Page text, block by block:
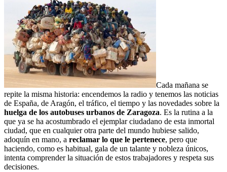
Cada mañana se
repite la misma historia: encendemos la radio y tenemos las noticias
de España, de Aragón, el tráfico, el tiempo y las novedades sobre la
huelga de los autobuses urbanos de Zaragoza. Es la rutina a la
que ya se ha acostumbrado el ejemplar ciudadano de esta inmortal
ciudad, que en cualquier otra parte del mundo hubiese salido,
adoquín en mano, a reclamar lo que le pertenece, pero que
haciendo, como es habitual, gala de un talante y nobleza únicos,
intenta comprender la situación de estos trabajadores y respeta sus
decisiones.